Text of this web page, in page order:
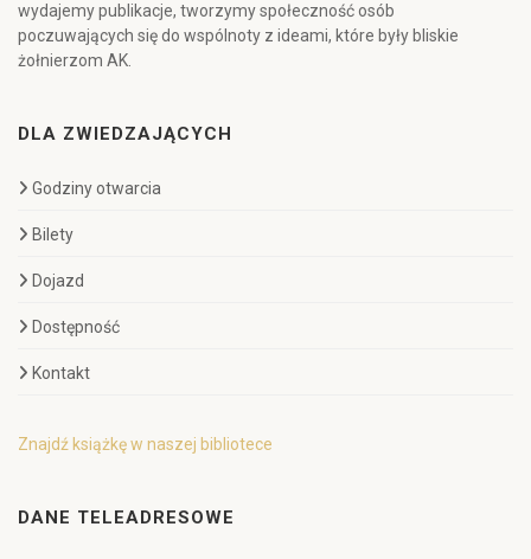
wydajemy publikacje, tworzymy społeczność osób
poczuwających się do wspólnoty z ideami, które były bliskie
żołnierzom AK.
DLA ZWIEDZAJĄCYCH
Godziny otwarcia
Bilety
Dojazd
Dostępność
Kontakt
Znajdź książkę w naszej bibliotece
DANE TELEADRESOWE